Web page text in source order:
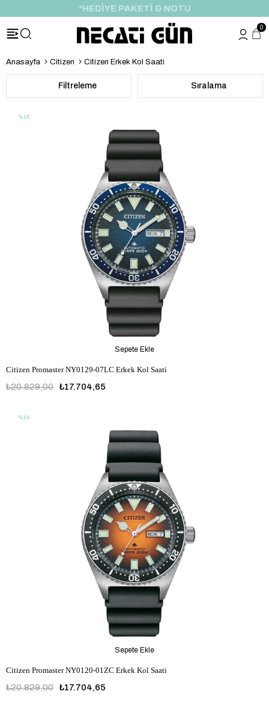
ÖZEL İNDİRİM FIRSATI
0
Anasayfa Citizen Citizen Erkek Kol Saati
Filtreleme Sıralama
Citizen Promaster NY0129-07LC Erkek Kol Saati
₺17.704,65
₺20.829,00
Sepete Ekle
%15
Citizen Promaster NY0120-01ZC Erkek Kol Saati
₺17.704,65
₺20.829,00
Sepete Ekle
%15